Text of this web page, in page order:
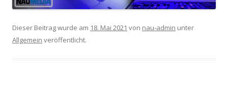
Dieser Beitrag wurde am 18. Mai 2021 von nau-admin unter
Allgemein veröffentlicht.